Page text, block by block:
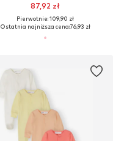
87,92 zł
Pierwotnie: 109,90 zł
Ostatnia najniższa cena:76,93 zł